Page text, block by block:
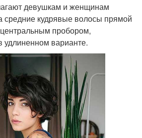
девушкам и женщинам
средние кудрявые волосы прямой
пробором,
удлиненном варианте.